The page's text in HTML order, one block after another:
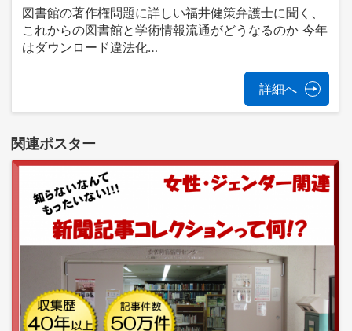
図書館の著作権問題に詳しい福井健策弁護⼠に聞く、
これからの図書館と学術情報流通がどうなるのか 今年
はダウンロード違法化…
詳細へ
関連ポスター